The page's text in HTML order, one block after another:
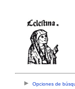
Opciones de